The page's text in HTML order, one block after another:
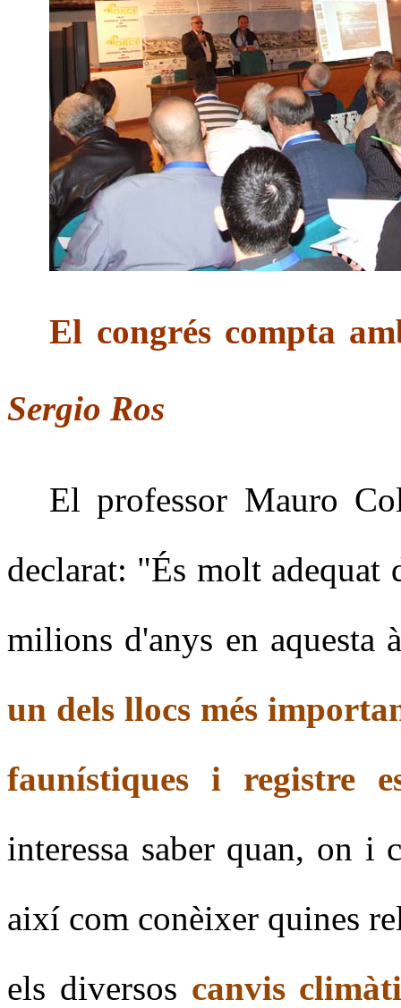
El congrés compta
Sergio Ros
El professor Mauro
declarat: "És molt adequat
milions d'anys en aquesta
un dels llocs més
faunístiques i registre
interessa saber quan, on i
així com conèixer quines
els diversos canvis